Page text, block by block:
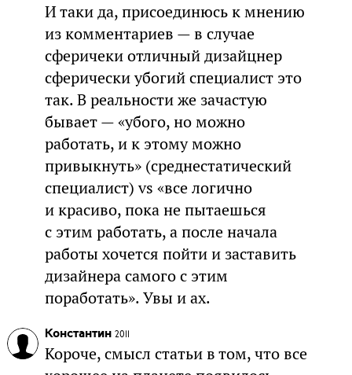
И таки да, присоединюсь к мнению
из комментариев — в случае
сферичеки отличный дизайцнер
сферически убогий специалист это
так. В реальности же зачастую
бывает — «убого, но можно
работать, и к этому можно
привыкнуть» (среднестатический
специалист) vs «все логично
и красиво, пока не пытаешься
с этим работать, а после начала
работы хочется пойти и заставить
дизайнера самого с этим
поработать». Увы и ах.
Константин 2011
Короче, смысл статьи в том, что все